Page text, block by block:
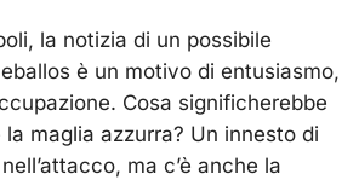
la notizia di un possibile
è un motivo di entusiasmo,
Cosa significherebbe
maglia azzurra? Un innesto di
ma c’è anche la